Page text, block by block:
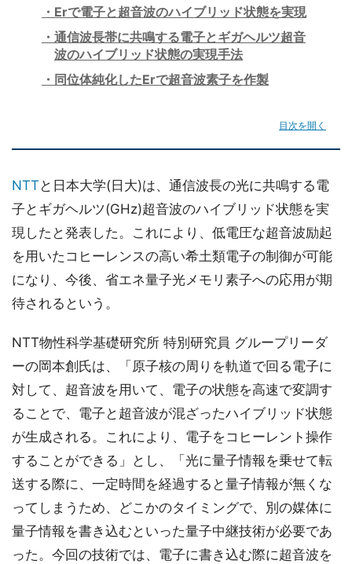
Erで電子と超音波のハイブリッド状態を実現
通信波長帯に共鳴する電子とギガヘルツ超音
波のハイブリッド状態の実現手法
同位体純化したErで超音波素子を作製
目次を開く
NTT と日本大学(日大)は、通信波長の光に共鳴する電
子とギガヘルツ(GHz)超音波のハイブリッド状態を実
現したと発表した。これにより、低電圧な超音波励起
を用いたコヒーレンスの高い希土類電子の制御が可能
になり、今後、省エネ量子光メモリ素子への応用が期
待されるという。
NTT物性科学基礎研究所 特別研究員 グループリーダ
ーの岡本創氏は、「原子核の周りを軌道で回る電子に
対して、超音波を用いて、電子の状態を高速で変調す
ることで、電子と超音波が混ざったハイブリッド状態
が生成される。これにより、電子をコヒーレント操作
することができる」とし、「光に量子情報を乗せて転
送する際に、一定時間を経過すると量子情報が無くな
ってしまうため、どこかのタイミングで、別の媒体に
量子情報を書き込むといった量子中継技術が必要であ
った。今回の技術では、電子に書き込む際に超音波を